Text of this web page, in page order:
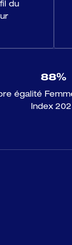
du
88%
égalité
Index